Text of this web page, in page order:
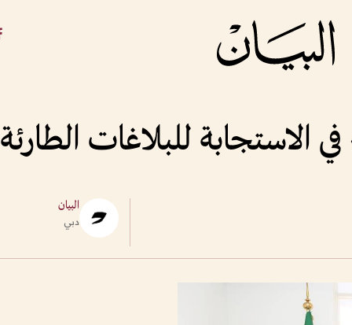
الاستجابة للبلاغات الطارئة
البيان
دبي